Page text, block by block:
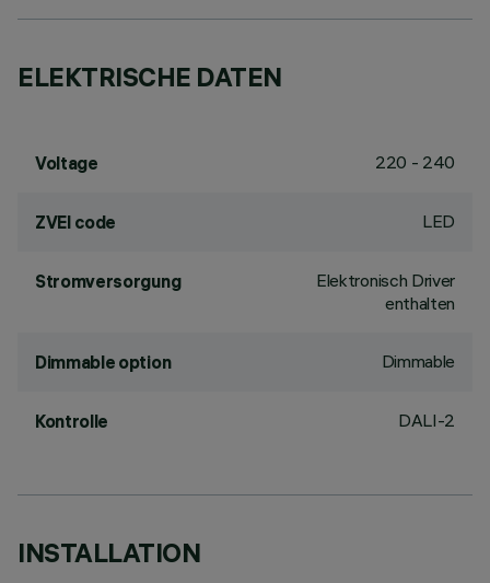
ELEKTRISCHE DATEN
Voltage 220 - 240
ZVEI code LED
Stromversorgung
Elektronisch Driver
enthalten
Dimmable option Dimmable
Kontrolle DALI-2
INSTALLATION